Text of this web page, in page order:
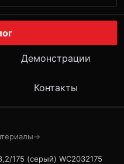
Демонстрации
Контакты
→
175 (серый) WC2032175